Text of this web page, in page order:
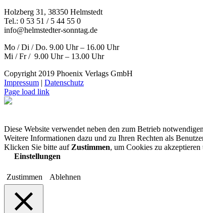
Holzberg 31, 38350 Helmstedt
Tel.: 0 53 51 / 5 44 55 0
info@helmstedter-sonntag.de
Mo / Di / Do. 9.00 Uhr – 16.00 Uhr
Mi / Fr / 9.00 Uhr – 13.00 Uhr
Copyright 2019 Phoenix Verlags GmbH
Impressum | Datenschutz
Page load link
Diese Website verwendet neben den zum Betrieb
Weitere Informationen dazu und zu Ihren Rechten als
Klicken Sie bitte auf Zustimmen, um Cookies zu
Einstellungen
Zustimmen Ablehnen